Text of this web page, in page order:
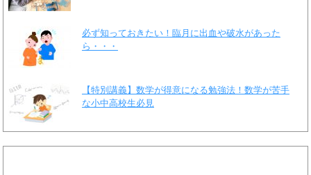
必ず知っておきたい！臨月に出血や破水があった
ら・・・
【特別講義】数学が得意になる勉強法！数学が苦手
な小中高校生必見